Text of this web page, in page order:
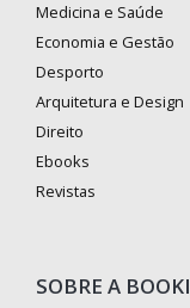
Medicina e Saúde
Economia e Gestão
Desporto
Arquitetura e Design
Direito
Ebooks
Revistas
SOBRE A BOOKI